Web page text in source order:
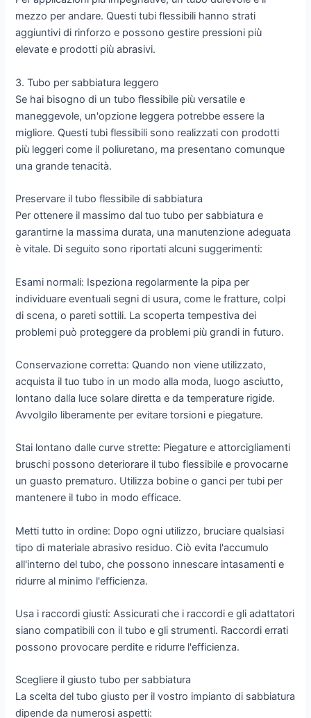
mezzo per andare. Questi tubi flessibili hanno strati
aggiuntivi di rinforzo e possono gestire pressioni più
elevate e prodotti più abrasivi.
3. Tubo per sabbiatura leggero
Se hai bisogno di un tubo flessibile più versatile e
maneggevole, un'opzione leggera potrebbe essere la
migliore. Questi tubi flessibili sono realizzati con prodotti
più leggeri come il poliuretano, ma presentano comunque
una grande tenacità.
Preservare il tubo flessibile di sabbiatura
Per ottenere il massimo dal tuo tubo per sabbiatura e
garantirne la massima durata, una manutenzione adeguata
è vitale. Di seguito sono riportati alcuni suggerimenti:
Esami normali: Ispeziona regolarmente la pipa per
individuare eventuali segni di usura, come le fratture, colpi
di scena, o pareti sottili. La scoperta tempestiva dei
problemi può proteggere da problemi più grandi in futuro.
Conservazione corretta: Quando non viene utilizzato,
acquista il tuo tubo in un modo alla moda, luogo asciutto,
lontano dalla luce solare diretta e da temperature rigide.
Avvolgilo liberamente per evitare torsioni e piegature.
Stai lontano dalle curve strette: Piegature e attorcigliamenti
bruschi possono deteriorare il tubo flessibile e provocarne
un guasto prematuro. Utilizza bobine o ganci per tubi per
mantenere il tubo in modo efficace.
Metti tutto in ordine: Dopo ogni utilizzo, bruciare qualsiasi
tipo di materiale abrasivo residuo. Ciò evita l'accumulo
all'interno del tubo, che possono innescare intasamenti e
ridurre al minimo l'efficienza.
Usa i raccordi giusti: Assicurati che i raccordi e gli adattatori
siano compatibili con il tubo e gli strumenti. Raccordi errati
possono provocare perdite e ridurre l'efficienza.
Scegliere il giusto tubo per sabbiatura
La scelta del tubo giusto per il vostro impianto di sabbiatura
dipende da numerosi aspetti: